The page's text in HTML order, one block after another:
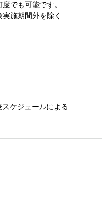
でも可能です。
施期間外を除く
スケジュールによる